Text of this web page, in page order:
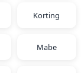
Korting
Mabe